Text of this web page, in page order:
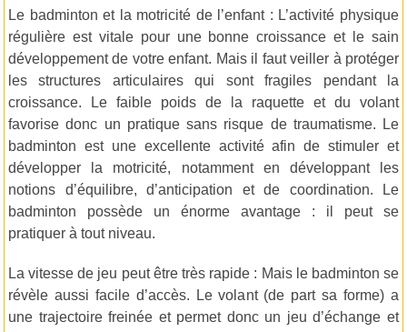
Le badminton et la motricité de l’enfant : L’activité physique
régulière est vitale pour une bonne croissance et le sain
développement de votre enfant. Mais il faut veiller à protéger
les structures articulaires qui sont fragiles pendant la
croissance. Le faible poids de la raquette et du volant
favorise donc un pratique sans risque de traumatisme. Le
badminton est une excellente activité afin de stimuler et
développer la motricité, notamment en développant les
notions d’équilibre, d’anticipation et de coordination. Le
badminton possède un énorme avantage : il peut se
pratiquer à tout niveau.
La vitesse de jeu peut être très rapide : Mais le badminton se
révèle aussi facile d’accès. Le volant (de part sa forme) a
une trajectoire freinée et permet donc un jeu d’échange et